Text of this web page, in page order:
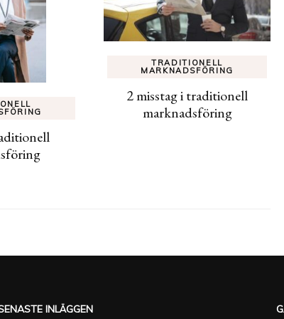
TRADITIONELL
MARKNADSFÖRING
2 misstag i traditionell
marknadsföring
INLÄGGEN